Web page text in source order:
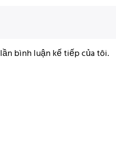
bình luận kế tiếp của tôi.